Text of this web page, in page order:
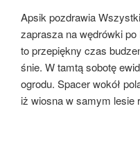
Apsik pozdrawia
zaprasza na wędrówki
to przepiękny czas
śnie. W tamtą sobotę
ogrodu. Spacer wokół
iż wiosna w samym lesie